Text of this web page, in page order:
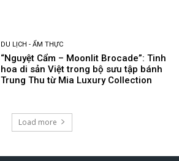
DU LỊCH - ẨM THỰC
“Nguyệt Cẩm – Moonlit Brocade”: Tinh
hoa di sản Việt trong bộ sưu tập bánh
Trung Thu từ Mia Luxury Collection
Load more